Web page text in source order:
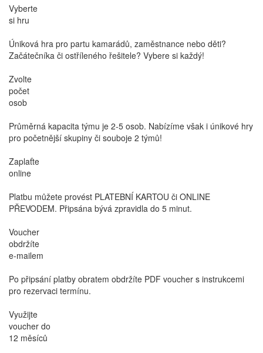
Vyberte
si hru
Úniková hra pro partu kamarádů, zaměstnance nebo děti?
Začátečníka či ostříleného řešitele? Vybere si každý!
Zvolte
počet
osob
Průměrná kapacita týmu je 2-5 osob. Nabízíme však i únikové hry
pro početnější skupiny či souboje 2 týmů!
Zaplaťte
online
Platbu můžete provést PLATEBNÍ KARTOU či ONLINE
PŘEVODEM. Připsána bývá zpravidla do 5 minut.
Voucher
obdržíte
e-mailem
Po připsání platby obratem obdržíte PDF voucher s instrukcemi
pro rezervaci termínu.
Využijte
voucher do
12 měsíců